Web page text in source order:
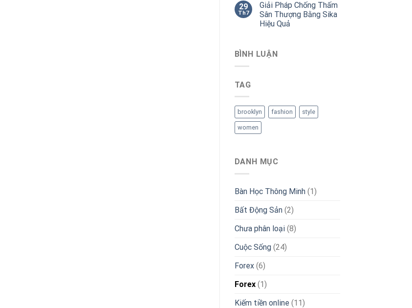
29
Th7
Giải Pháp Chống Thấm
Sân Thượng Bằng Sika
Hiệu Quả
BÌNH LUẬN
TAG
brooklyn fashion style
women
DANH MỤC
Bàn Học Thông Minh(1)
Bất Động Sản(2)
Chưa phân loại(8)
Cuộc Sống(24)
Forex(6)
Forex(1)
Kiếm tiền online(11)